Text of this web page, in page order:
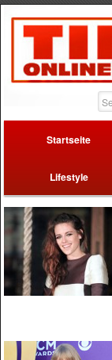
Startseite
Lifestyle